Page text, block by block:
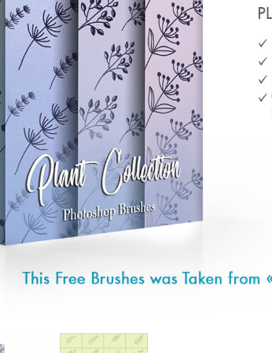
Tuotteen valokuvien muokkaus